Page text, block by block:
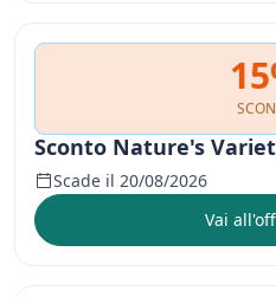
Sconto Nature's
Scade il 20/08/2026
Vai